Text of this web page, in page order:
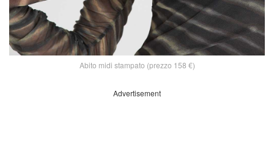
Abito midi stampato (prezzo 158 €)
Advertisement